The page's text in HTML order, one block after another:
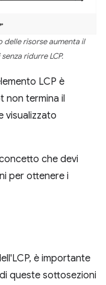
delle risorse aumenta il
ridurre LCP.
LCP è
non termina il
visualizzato
che devi
per ottenere i
è importante
queste sottosezioni